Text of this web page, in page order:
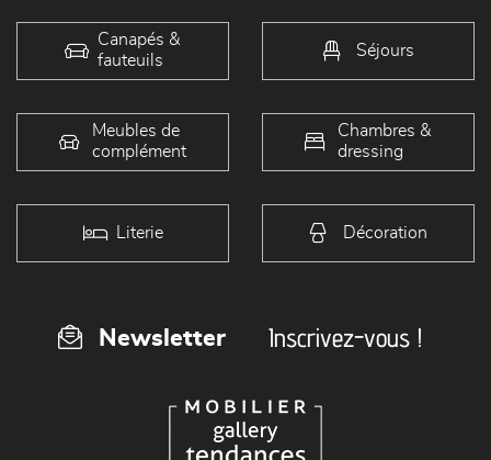
Canapés &
fauteuils
Séjours
Meubles de
complément
Chambres &
dressing
Literie Décoration
Newsletter Inscrivez-vous !